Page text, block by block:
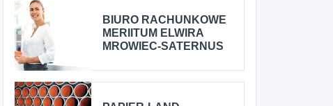
BIURO RACHUNKOWE
MERIITUM ELWIRA
MROWIEC-SATERNUS